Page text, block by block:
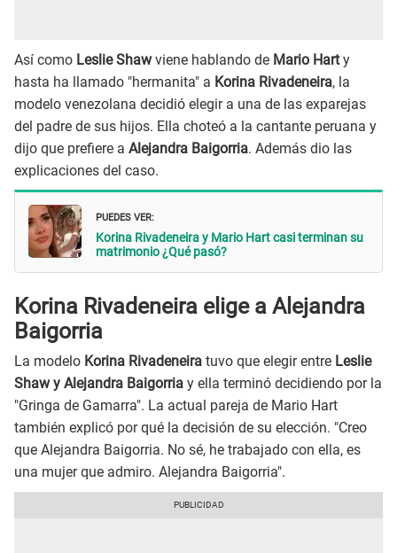
Así como Leslie Shawviene hablando de Mario Harty
hasta ha llamado "hermanita" a Korina Rivadeneira, la
modelo venezolana decidió elegir a una de las exparejas
del padre de sus hijos. Ella choteó a la cantante peruana y
dijo que prefiere a Alejandra Baigorria. Además dio las
explicaciones del caso.
PUEDES VER:
Korina Rivadeneira y Mario Hart casi terminan su
matrimonio ¿Qué pasó?
Korina Rivadeneira elige a Alejandra
Baigorria
La modelo Korina Rivadeneira tuvo que elegir entre Leslie
Shaw y Alejandra Baigorria y ella terminó decidiendo por la
"Gringa de Gamarra". La actual pareja de Mario Hart
también explicó por qué la decisión de su elección. "Creo
que Alejandra Baigorria. No sé, he trabajado con ella, es
una mujer que admiro. Alejandra Baigorria".